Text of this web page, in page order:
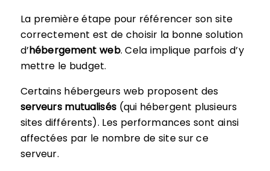
La première étape pour référencer son site
correctement est de choisir la bonne solution
d’hébergement web. Cela implique parfois d’y
mettre le budget.
Certains hébergeurs web proposent des
serveurs mutualisés(qui hébergent plusieurs
sites différents). Les performances sont ainsi
affectées par le nombre de site sur ce
serveur.